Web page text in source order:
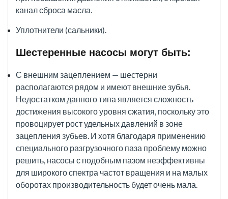
канал сброса масла.
Уплотнители (сальники).
Шестеренные насосы могут быть:
С внешним зацеплением — шестерни
располагаются рядом и имеют внешние зубья.
Недостатком данного типа является сложность
достижения высокого уровня сжатия, поскольку это
провоцирует рост удельных давлений в зоне
зацепления зубьев. И хотя благодаря применению
специального разгрузочного паза проблему можно
решить, насосы с подобным пазом неэффективны
для широкого спектра частот вращения и на малых
оборотах производительность будет очень мала.